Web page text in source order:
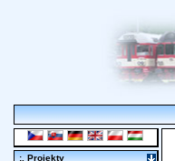
:. Projekty